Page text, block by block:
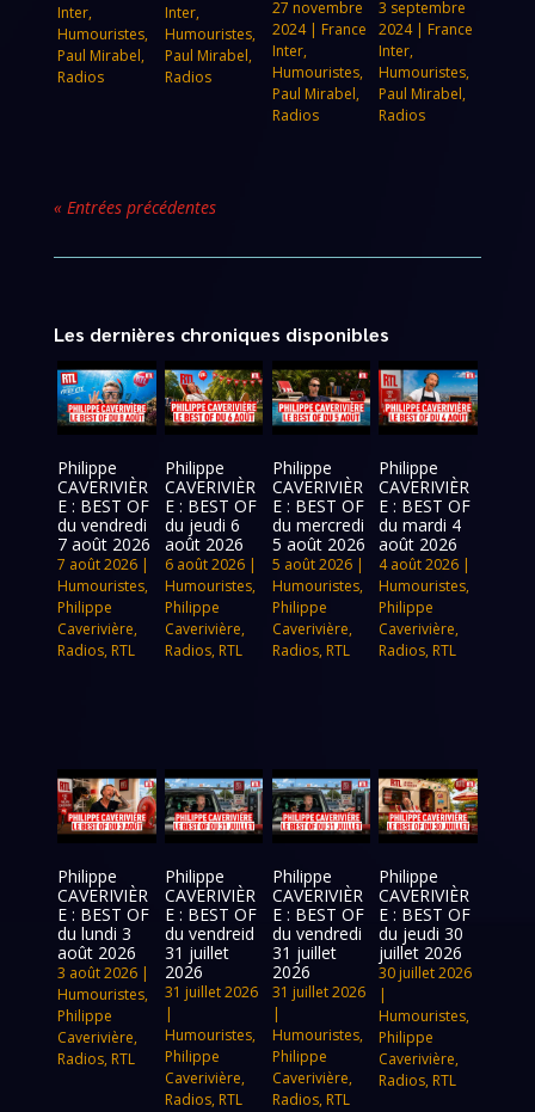
Inter,
Humouristes,
Paul Mirabel,
Radios
Inter,
Humouristes,
Paul Mirabel,
Radios
27 novembre
2024| France
Inter,
Humouristes,
Paul Mirabel,
Radios
3 septembre
2024| France
Inter,
Humouristes,
Paul Mirabel,
Radios
« Entrées précédentes
Les dernières chroniques disponibles
Philippe
CAVERIVIÈR
E : BEST OF
du vendredi
7 août 2026
7 août 2026 |
Humouristes,
Philippe
Caverivière,
Radios, RTL
Philippe
CAVERIVIÈR
E : BEST OF
du jeudi 6
août 2026
6 août 2026|
Humouristes,
Philippe
Caverivière,
Radios, RTL
Philippe
CAVERIVIÈR
E : BEST OF
du mercredi
5 août 2026
5 août 2026|
Humouristes,
Philippe
Caverivière,
Radios, RTL
Philippe
CAVERIVIÈR
E : BEST OF
du mardi 4
août 2026
4 août 2026 |
Humouristes,
Philippe
Caverivière,
Radios, RTL
Philippe
CAVERIVIÈR
E : BEST OF
du lundi 3
août 2026
3 août 2026 |
Humouristes,
Philippe
Caverivière,
Radios, RTL
Philippe
CAVERIVIÈR
E : BEST OF
du vendreid
31 juillet
2026
31 juillet 2026
|
Humouristes,
Philippe
Caverivière,
Radios, RTL
Philippe
CAVERIVIÈR
E : BEST OF
du vendredi
31 juillet
2026
31 juillet 2026
|
Humouristes,
Philippe
Caverivière,
Radios, RTL
Philippe
CAVERIVIÈR
E : BEST OF
du jeudi 30
juillet 2026
30 juillet 2026
|
Humouristes,
Philippe
Caverivière,
Radios, RTL